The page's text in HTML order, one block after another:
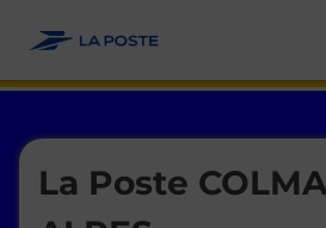
La Poste
Le lien s'ouvre dans un nouvel